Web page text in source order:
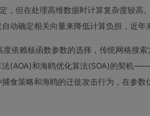
，但在处理高维数据时计算复杂度较高
动确定相关向量来降低计算负担，近
度依赖核函数参数的选择，传统网格搜
法(AOA)和海鸥优化算法(SOA)的契机
食策略和海鸥的迁徙攻击行为，在参